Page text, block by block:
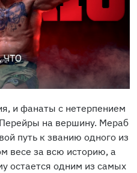
и фанаты с нетерпением
на вершину. Мераб
путь к званию одного из
весе за всю историю, а
остается одним из самых